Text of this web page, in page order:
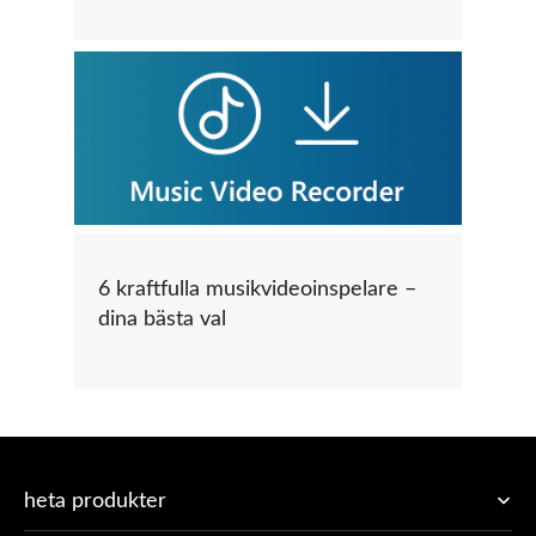
6 kraftfulla musikvideoinspelare –
dina bästa val
heta produkter